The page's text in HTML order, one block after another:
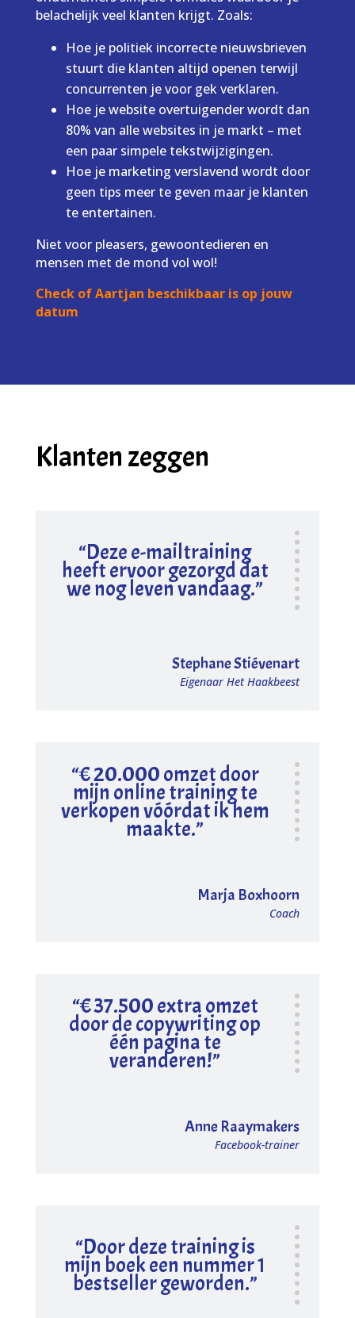
belachelijk veel klanten krijgt. Zoals:
Hoe je politiek incorrecte nieuwsbrieven
stuurt die klanten altijd openen terwijl
concurrenten je voor gek verklaren.
Hoe je website overtuigender wordt dan
80% van alle websites in je markt – met
een paar simpele tekstwijzigingen.
Hoe je marketing verslavend wordt door
geen tips meer te geven maar je klanten
te entertainen.
Niet voor pleasers, gewoontedieren en
mensen met de mond vol wol!
Check of Aartjan beschikbaar is op jouw
datum
Klanten zeggen
“Deze e-mailtraining
heeft ervoor gezorgd dat
we nog leven vandaag.”
Stephane Stiévenart
Eigenaar Het Haakbeest
“€ 20.000 omzet door
mijn online training te
verkopen vóórdat ik hem
maakte.”
Marja Boxhoorn
Coach
“€ 37.500 extra omzet
door de copywriting op
één pagina te
veranderen!”
Anne Raaymakers
Facebook-trainer
“Door deze training is
mijn boek een nummer 1
bestseller geworden.”